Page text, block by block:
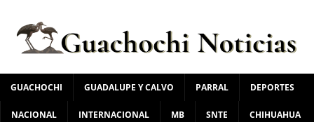
GUACHOCHI GUADALUPE Y CALVO PARRAL DEPORTES
NACIONAL INTERNACIONAL MB SNTE CHIHUAHUA